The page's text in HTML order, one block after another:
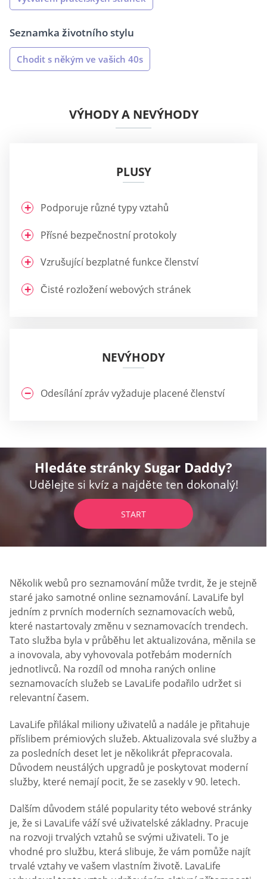
Seznamka životního stylu
Chodit s někým ve vašich 40s
VÝHODY A NEVÝHODY
PLUSY
Podporuje různé typy vztahů
Přísné bezpečnostní protokoly
Vzrušující bezplatné funkce členství
Čisté rozložení webových stránek
NEVÝHODY
Odesílání zpráv vyžaduje placené členství
Hledáte stránky Sugar Daddy?
Udělejte si kvíz a najděte ten dokonalý!
START
Několik webů pro seznamování může tvrdit, že je stejně
staré jako samotné online seznamování. LavaLife byl
jedním z prvních moderních seznamovacích webů,
které nastartovaly změnu v seznamovacích trendech.
Tato služba byla v průběhu let aktualizována, měnila se
a inovovala, aby vyhovovala potřebám moderních
jednotlivců. Na rozdíl od mnoha raných online
seznamovacích služeb se LavaLife podařilo udržet si
relevantní časem.
LavaLife přilákal miliony uživatelů a nadále je přitahuje
příslibem prémiových služeb. Aktualizovala své služby a
za posledních deset let je několikrát přepracovala.
Důvodem neustálých upgradů je poskytovat moderní
služby, které nemají pocit, že se zasekly v 90. letech.
Dalším důvodem stálé popularity této webové stránky
je, že si LavaLife váží své uživatelské základny. Pracuje
na rozvoji trvalých vztahů se svými uživateli. To je
vhodné pro službu, která slibuje, že vám pomůže najít
trvalé vztahy ve vašem vlastním životě. LavaLife